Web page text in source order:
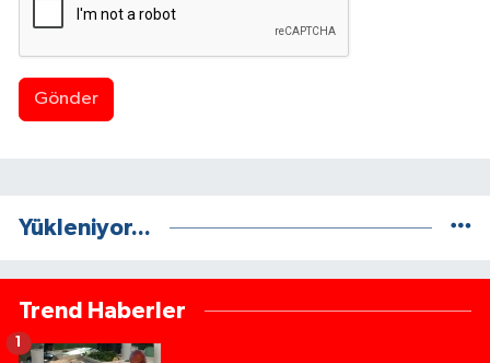
Gönder
Yükleniyor...
Trend Haberler
1